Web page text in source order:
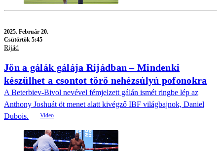
2025. Február 20.
Csütörtök 5:45
Rijád
Jön a gálák gálája Rijádban – Mindenki
készülhet a csontot törő nehézsúlyú pofonokra
A Beterbiev-Bivol nevével fémjelzett gálán ismét ringbe lép az
Anthony Joshuát öt menet alatt kivégző IBF világbajnok, Daniel
Dubois.